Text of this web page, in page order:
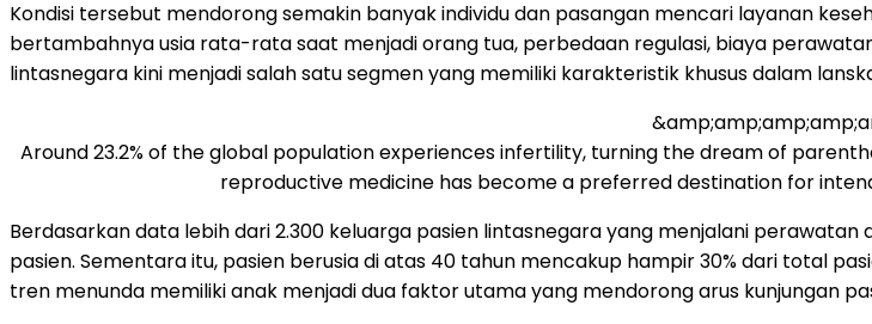
Kondisi tersebut mendorong semakin banyak individu dan pasangan mencari layanan
bertambahnya usia rata-rata saat menjadi orang tua, perbedaan regulasi, biaya
lintasnegara kini menjadi salah satu segmen yang memiliki karakteristik khusus dalam
Around 23.2% of the global population experiences infertility, turning the dream of
reproductive medicine has become a preferred destination for
Berdasarkan data lebih dari 2.300 keluarga pasien lintasnegara yang menjalani perawatan
pasien. Sementara itu, pasien berusia di atas 40 tahun mencakup hampir 30% dari total
tren menunda memiliki anak menjadi dua faktor utama yang mendorong arus kunjungan